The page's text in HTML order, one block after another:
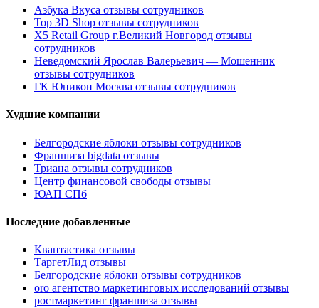
Азбука Вкуса отзывы сотрудников
Top 3D Shop отзывы сотрудников
X5 Retail Group г.Великий Новгород отзывы
сотрудников
Неведомский Ярослав Валерьевич — Мошенник
отзывы сотрудников
ГК Юникон Москва отзывы сотрудников
Худшие компании
Белгородские яблоки отзывы сотрудников
Франшиза bigdata отзывы
Триана отзывы сотрудников
Центр финансовой свободы отзывы
ЮАП СПб
Последние добавленные
Квантастика отзывы
ТаргетЛид отзывы
Белгородские яблоки отзывы сотрудников
oro агентство маркетинговых исследований отзывы
ростмаркетинг франшиза отзывы